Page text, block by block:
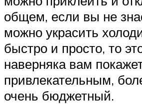
общем, если вы не
можно украсить
быстро и просто, то
наверняка вам
привлекательным,
очень бюджетный.